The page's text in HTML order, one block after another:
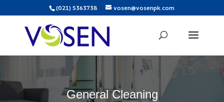
(021) 5363738 vosen@vosenpk.com
General Cleaning